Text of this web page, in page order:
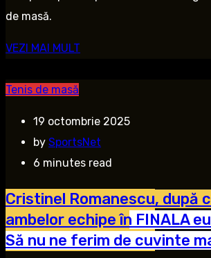
de masă.
VEZI MAI MULT
Tenis de masă
19 octombrie 2025
by SportsNet
6 minutes read
Cristinel Romanescu, după
ambelor echipe în FINALA
Să nu ne ferim de cuvinte